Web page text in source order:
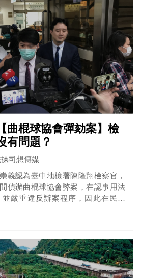
曲棍球協會彈劾案】檢
有問題？
司想傳媒
義認為臺中地檢署陳隆翔檢察官，
偵辦曲棍球協會弊案，在認事用法
並嚴重違反辦案程序，因此在民國
身的政治立場，不滿自己認定林滄